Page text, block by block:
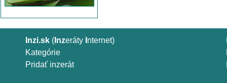
Inzi.sk ( Inzeráty nternet)
Kategórie
Pridať inzerát